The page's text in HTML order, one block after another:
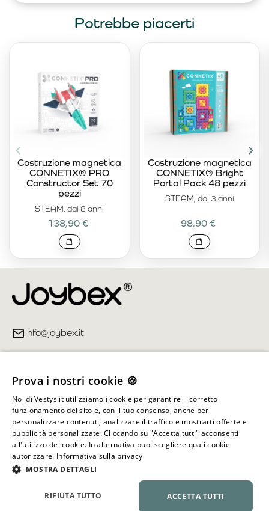
Potrebbe piacerti
STEAM, dai 8 anni
Costruzione magnetica
CONNETIX® PRO
Constructor Set 70
pezzi
138,90 €
STEAM, dai 3 anni
Costruzione magnetica
CONNETIX® Bright
Portal Pack 48 pezzi
98,90 €
info@joybex.it
Account
Informazioni sul negozio
Tutti i diritti riservati ©
Prova i nostri cookie 🍪
Noi di Vestys.it utilizziamo i cookie per garantire il corretto
funzionamento del sito e, con il tuo consenso, anche per
personalizzare contenuti, analizzare il traffico e mostrarti offerte e
pubblicità personalizzate. Cliccando su "Accetta tutti" acconsenti
all'utilizzo dei cookie. In alternativa puoi scegliere quali cookie
autorizzare. Informativa sulla privacy
MOSTRA DETTAGLI
ACCETTA TUTTI
RIFIUTA TUTTO